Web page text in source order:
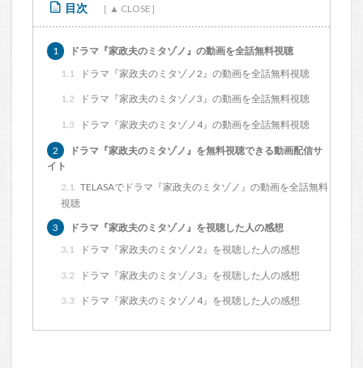
目次
1
ドラマ『家政夫のミタゾノ』の動画を全話無料視聴
1.1
ドラマ『家政夫のミタゾノ2』の動画を全話無料視聴
1.2 ドラマ『家政夫のミタゾノ3』の動画を全話無料視聴
1.3 ドラマ『家政夫のミタゾノ4』の動画を全話無料視聴
2
ドラマ『家政夫のミタゾノ』を無料視聴できる動画配信サ
イト
2.1 TELASAでドラマ『家政夫のミタゾノ』の動画を全話無料
視聴
3
ドラマ『家政夫のミタゾノ』を視聴した人の感想
3.1
ドラマ『家政夫のミタゾノ2』を視聴した人の感想
3.2 ドラマ『家政夫のミタゾノ3』を視聴した人の感想
3.3 ドラマ『家政夫のミタゾノ4』を視聴した人の感想